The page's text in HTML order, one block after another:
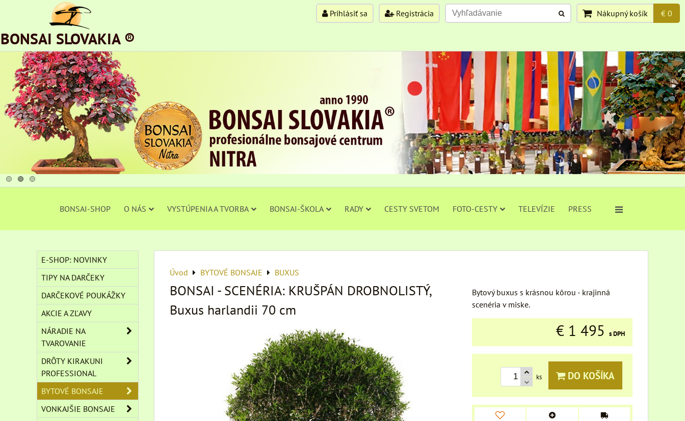
BONSAI SLOVAKIA ®
Prihlásiť sa Registrácia Nákupný košík € 0
BONSAI-SHOP O NÁS VYSTÚPENIA A TVORBA BONSAI-ŠKOLA RADY CESTY SVETOM FOTO-CESTY TELEVÍZIE PRESS
Úvod BYTOVÉ BONSAJE BUXUS
BONSAI - SCENÉRIA: KRUŠPÁN DROBNOLISTÝ,
Buxus harlandii 70 cm
Bytový buxus s krásnou kôrou - krajinná
scenéria v miske.
€ 1 495 s DPH
ks DO KOŠÍKA
E-SHOP: NOVINKY
TIPY NA DARČEKY
DARČEKOVÉ POUKÁŽKY
AKCIE A ZĽAVY
NÁRADIE NA
TVAROVANIE
DRÔTY KIRAKUNI
PROFESSIONAL
BYTOVÉ BONSAJE
VONKAJŠIE BONSAJE